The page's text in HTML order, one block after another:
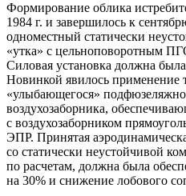
Формирование облика
1984 г. и завершилось к
одноместный статически
«утка» с цельноповоротным
Силовая установка должна
Новинкой явилось применение
«улыбающегося»
воздухозаборника,
с воздухозаборником
ЭПР. Принятая
со статически неустойчивой
по расчетам, должна была
на 30% и снижение лобового